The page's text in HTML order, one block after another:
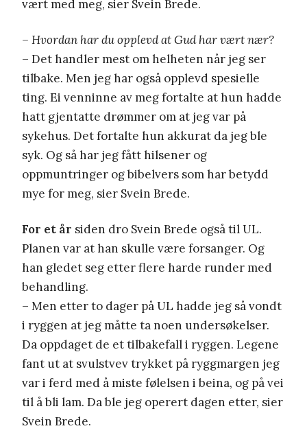
vært med meg, sier Svein Brede.
– Hvordan har du opplevd at Gud har vært nær?
– Det handler mest om helheten når jeg ser
tilbake. Men jeg har også opplevd spesielle
ting. Ei venninne av meg fortalte at hun hadde
hatt gjentatte drømmer om at jeg var på
sykehus. Det fortalte hun akkurat da jeg ble
syk. Og så har jeg fått hilsener og
oppmuntringer og bibelvers som har betydd
mye for meg, sier Svein Brede.
For et år siden dro Svein Brede også til UL.
Planen var at han skulle være forsanger. Og
han gledet seg etter flere harde runder med
behandling.
– Men etter to dager på UL hadde jeg så vondt
i ryggen at jeg måtte ta noen undersøkelser.
Da oppdaget de et tilbakefall i ryggen. Legene
fant ut at svulstvev trykket på ryggmargen jeg
var i ferd med å miste følelsen i beina, og på vei
til å bli lam. Da ble jeg operert dagen etter, sier
Svein Brede.